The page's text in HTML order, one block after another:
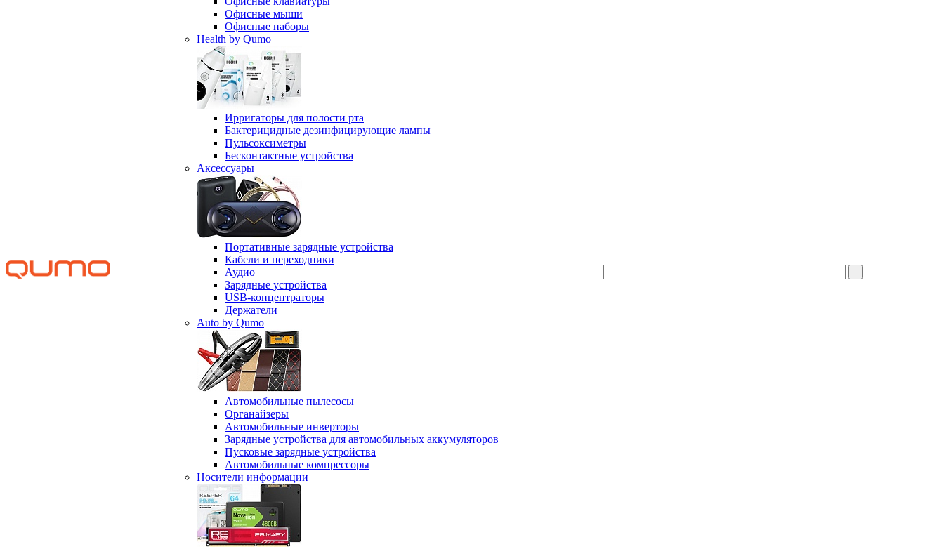
Офисные мыши
Офисные наборы
Health by Qumo
Ирригаторы для полости рта
Бактерицидные дезинфицирующие лампы
Пульсоксиметры
Бесконтактные устройства
Аксессуары
Портативные зарядные устройства
Кабели и переходники
Аудио
Зарядные устройства
USB-концентраторы
Держатели
Auto by Qumo
Автомобильные пылесосы
Органайзеры
Автомобильные инверторы
Зарядные устройства для автомобильных аккумуляторов
Пусковые зарядные устройства
Автомобильные компрессоры
Носители информации